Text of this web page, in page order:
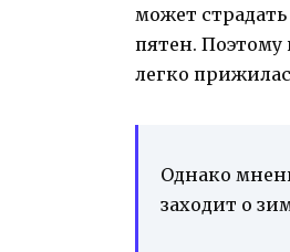
может
пятен. Поэтому
легко
Однако
заходит о